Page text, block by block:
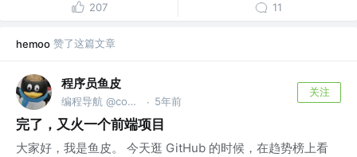
207 11
hemoo 赞了这篇文章
程序员鱼皮
编程导航 @codefather.cn · 5年前
关注
完了，又火一个前端项目
大家好，我是鱼皮。 今天逛 GitHub 的时候，在趋势榜上看